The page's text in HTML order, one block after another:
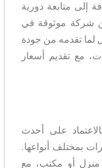
إلى متابعة دورية
شركة موثوقة في
لما تقدمه من جودة
مع تقديم أسعار
على أحدث
بمختلف أنواعها.
أو مكتب، مع